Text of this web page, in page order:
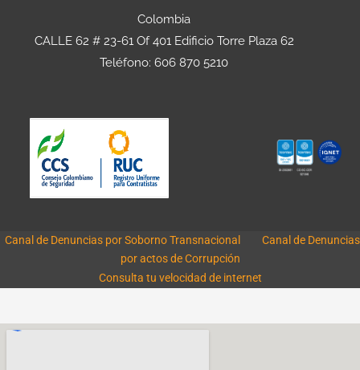
Colombia
CALLE 62 # 23-61 Of 401 Edificio Torre Plaza 62
Teléfono: 606 870 5210
Canal de Denuncias por Soborno Transnacional
Canal de Denuncias
por actos de Corrupción
Consulta tu velocidad de internet